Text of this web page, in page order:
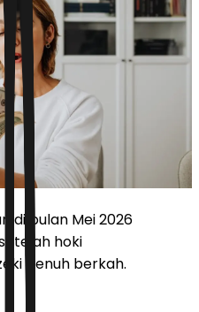
di bulan Mei 2026
hoki
penuh berkah.